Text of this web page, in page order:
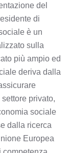
del
di
è un
sulla
più ampio ed
deriva dalla
settore privato,
sociale
dalla ricerca
Europea